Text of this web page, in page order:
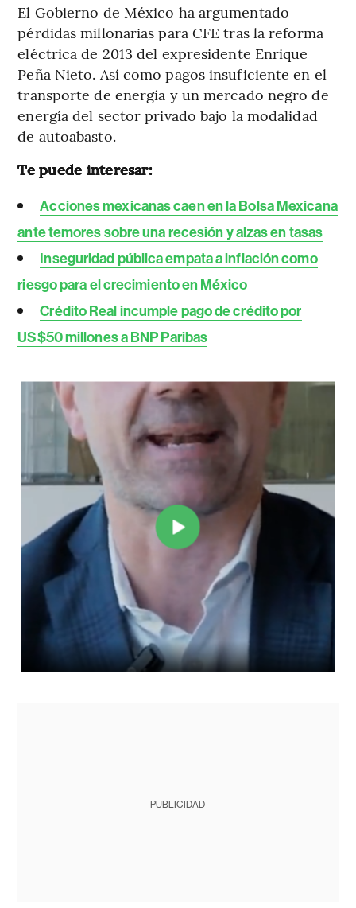
El Gobierno de México ha argumentado
pérdidas millonarias para CFE tras la reforma
eléctrica de 2013 del expresidente Enrique
Peña Nieto. Así como pagos insuficiente en el
transporte de energía y un mercado negro de
energía del sector privado bajo la modalidad
de autoabasto.
Te puede interesar:
Acciones mexicanas caen en la Bolsa Mexicana
ante temores sobre una recesión y alzas en tasas
Inseguridad pública empata a inflación como
riesgo para el crecimiento en México
Crédito Real incumple pago de crédito por
US$50 millones a BNP Paribas
PUBLICIDAD